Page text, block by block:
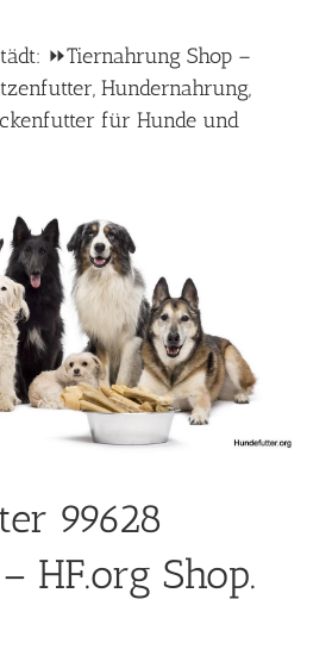
⏩Tiernahrung Shop –
Hundernahrung,
für Hunde und
99628
HF.org Shop.